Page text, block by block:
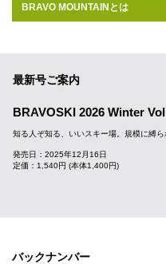
BRAVO MOUNTAINとは
最新号ご案内
BRAVOSKI 2026 Winter
知る人ぞ知る、いいスキー場。規模に縛
発売日：2025年12月16日
定価：1,540円 (本体1,400円)
バックナンバー